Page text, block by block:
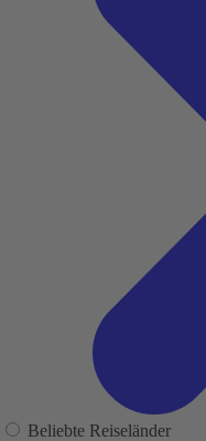
Beliebte Reiseländer